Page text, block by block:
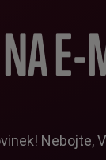
E-
Nebojte,